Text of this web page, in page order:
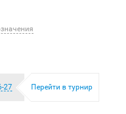
27 Перейти в турнир